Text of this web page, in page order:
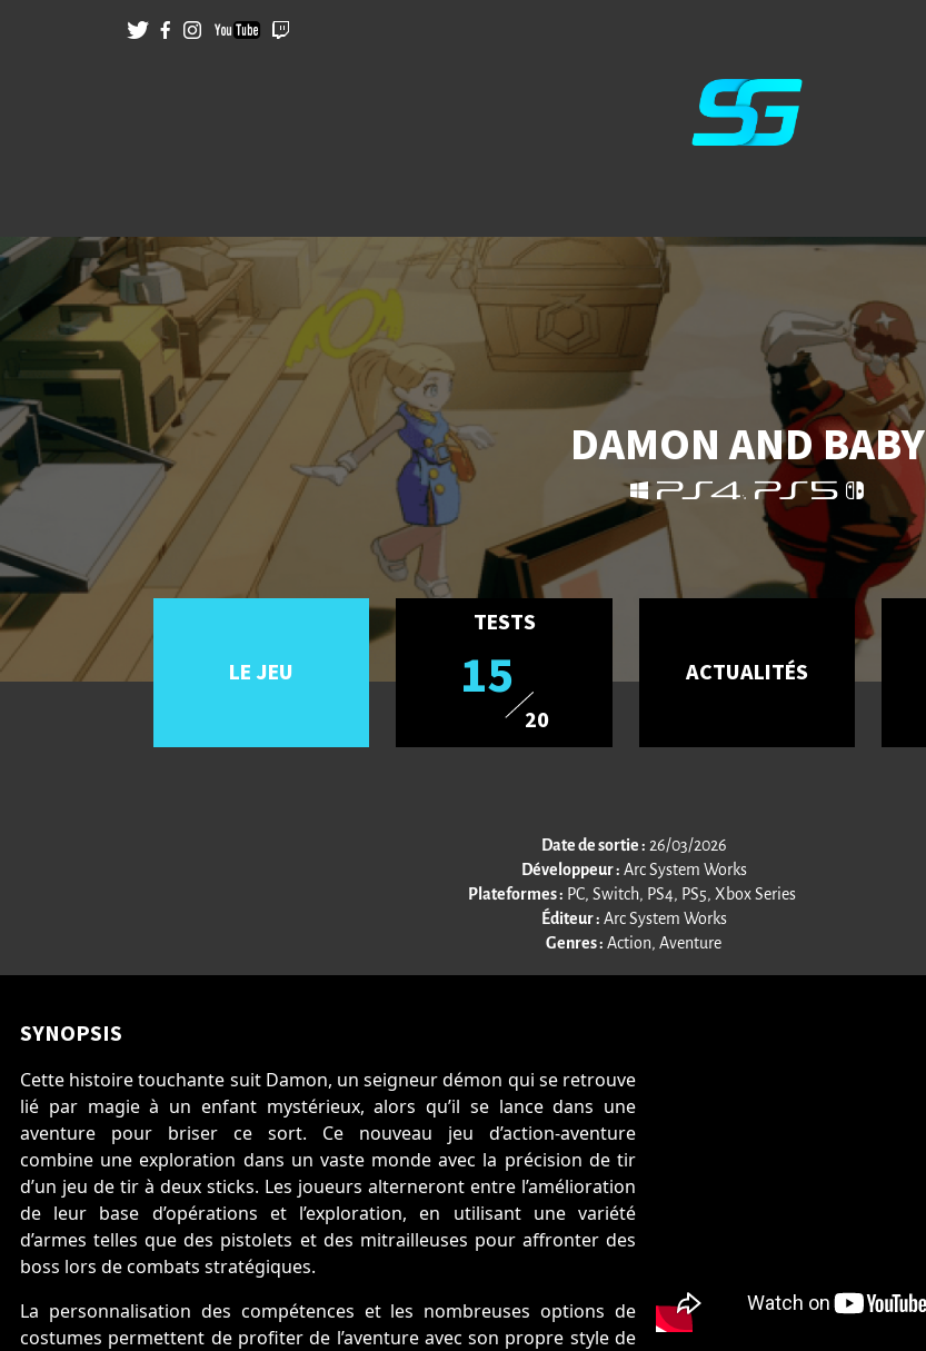
DAMON AND BABY
LE JEU
TESTS
15
20
ACTUALITÉS
Date de sortie : 26/03/2026
Développeur : Arc System Works
Plateformes : PC, Switch, PS4, PS5, Xbox Series
Éditeur : Arc System Works
Genres : Action, Aventure
SYNOPSIS
Cette histoire touchante suit Damon, un seigneur démon qui se retrouve
lié par magie à un enfant mystérieux, alors qu’il se lance dans une
aventure pour briser ce sort. Ce nouveau jeu d’action-aventure
combine une exploration dans un vaste monde avec la précision de tir
d’un jeu de tir à deux sticks. Les joueurs alterneront entre l’amélioration
de leur base d’opérations et l’exploration, en utilisant une variété
d’armes telles que des pistolets et des mitrailleuses pour affronter des
boss lors de combats stratégiques.
La personnalisation des compétences et les nombreuses options de
costumes permettent de profiter de l’aventure avec son propre style de